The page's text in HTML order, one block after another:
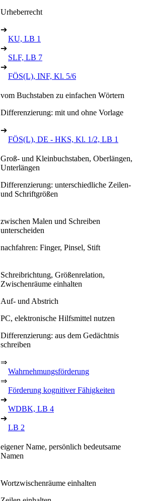
Urheberrecht
➔
KU, LB 1
➔
SLF, LB 7
➔
FÖS(L), INF, Kl. 5/6
vom Buchstaben zu einfachen Wörtern
Differenzierung: mit und ohne Vorlage
➔
FÖS(L), DE - HKS, Kl. 1/2, LB 1
Groß- und Kleinbuchstaben, Oberlängen,
Unterlängen
Differenzierung: unterschiedliche Zeilen-
und Schriftgrößen
zwischen Malen und Schreiben
unterscheiden
nachfahren: Finger, Pinsel, Stift
Schreibrichtung, Größenrelation,
Zwischenräume einhalten
Auf- und Abstrich
PC, elektronische Hilfsmittel nutzen
Differenzierung: aus dem Gedächtnis
schreiben
⇒
Wahrnehmungsförderung
⇒
Förderung kognitiver Fähigkeiten
➔
WDBK, LB 4
➔
LB 2
eigener Name, persönlich bedeutsame
Namen
Wortzwischenräume einhalten